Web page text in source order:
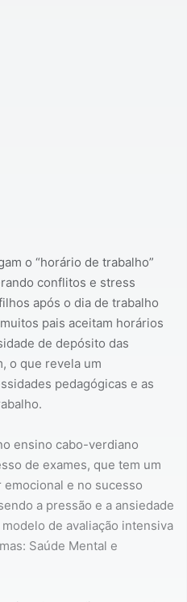
o “horário de trabalho”
conflitos e stress
após o dia de trabalho
pais aceitam horários
de depósito das
o que revela um
pedagógicas e as
ensino cabo-verdiano
de exames, que tem um
e no sucesso
a pressão e a ansiedade
de avaliação intensiva
Saúde Mental e